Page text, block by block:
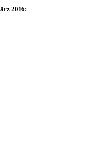
2016: